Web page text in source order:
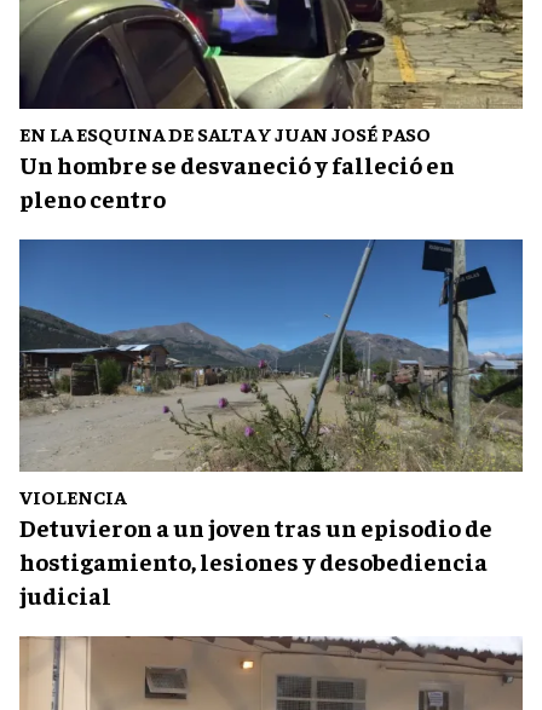
EN LA ESQUINA DE SALTA Y JUAN JOSÉ PASO
Un hombre se desvaneció y falleció en
pleno centro
VIOLENCIA
Detuvieron a un joven tras un episodio de
hostigamiento, lesiones y desobediencia
judicial